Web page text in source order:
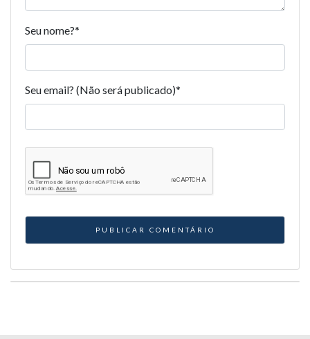
Seu nome?*
Seu email? (Não será publicado)*